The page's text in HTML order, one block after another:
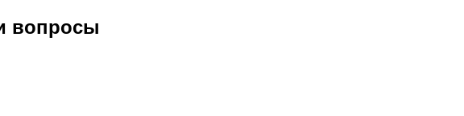
вопросы